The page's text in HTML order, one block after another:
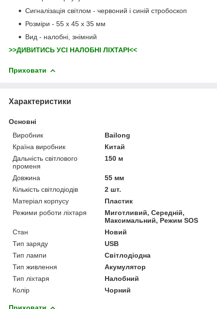
Сигналізація світлом - червоний і синій стробоскоп
Розміри - 55 х 45 х 35 мм
Вид - налобні, знімний
>>ДИВИТИСЬ УСІ НАЛОБНІ ЛІХТАРІ<<
Приховати
Характеристики
Основні
Виробник
Bailong
Країна виробник
Китай
Дальність світлового
променя
150 м
Довжина
55 мм
Кількість світлодіодів
2 шт.
Матеріал корпусу
Пластик
Режими роботи ліхтаря
Миготливий, Середній,
Максимальний, Режим SOS
Стан
Новий
Тип заряду
USB
Тип лампи
Світлодіодна
Тип живлення
Акумулятор
Тип ліхтаря
Налобний
Колір
Чорний